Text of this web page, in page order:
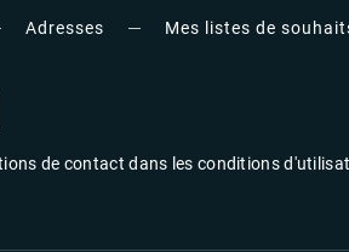
Adresses Mes listes de
de contact dans les conditions